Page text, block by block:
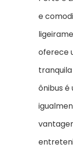
e
oferece
ônibus